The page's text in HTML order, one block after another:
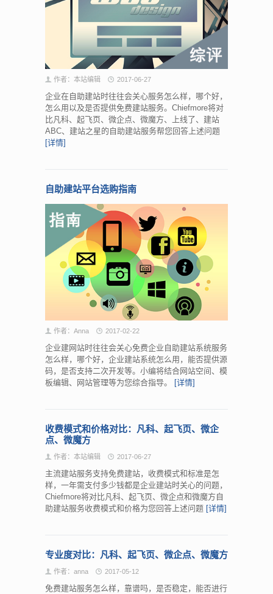
作者：本站编辑 2017-06-27
企业在自助建站时往往会关心服务怎么样，哪个好，
怎么用以及是否提供免费建站服务。Chiefmore将对
比凡科、起飞页、微企点、微魔方、上线了、建站
ABC、建站之星的自助建站服务帮您回答上述问题
[详情]
自助建站平台选购指南
作者：Anna 2017-02-22
企业建网站时往往会关心免费企业自助建站系统服务
怎么样，哪个好，企业建站系统怎么用，能否提供源
码，是否支持二次开发等。小编将结合网站空间、模
板编辑、网站管理等为您综合指导。
[详情]
收费模式和价格对比：凡科、起飞页、微企
点、微魔方
作者：本站编辑 2017-06-27
主流建站服务支持免费建站，收费模式和标准是怎
样，一年需支付多少钱都是企业建站时关心的问题，
Chiefmore将对比凡科、起飞页、微企点和微魔方自
助建站服务收费模式和价格为您回答上述问题 [详情]
专业度对比：凡科、起飞页、微企点、微魔方
作者：anna 2017-05-12
免费建站服务怎么样，靠谱吗，是否稳定，能否进行